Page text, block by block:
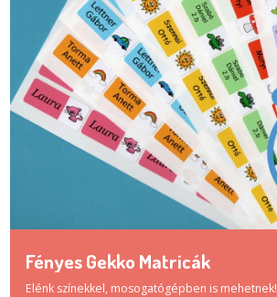
Fényes Gekko Matricák
Elénk színekkel, mosogatógépben is mehetnek!